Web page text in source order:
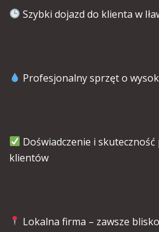
Szybki dojazd do klienta w
Profesjonalny sprzęt o
Doświadczenie i
klientów
Lokalna firma – zawsze